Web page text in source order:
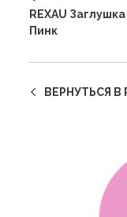
REXAU
Пинк
ВЕРНУТЬСЯ В